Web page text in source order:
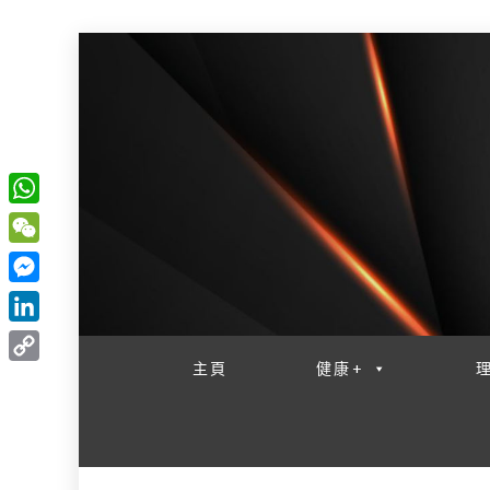
主頁 健康+
W
h
a
t
s
W
e
C
h
M
e
s
L
i